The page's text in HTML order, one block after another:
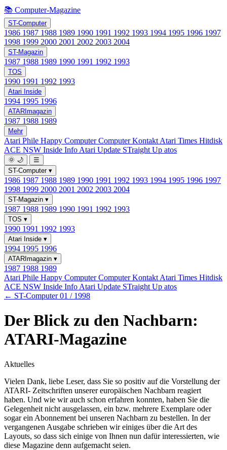
📚 Computer-Magazine
ST-Computer
1986 1987 1988 1989 1990 1991 1992 1993 1994 1995 1996 1997
1998 1999 2000 2001 2002 2003 2004
ST-Magazin
1987 1988 1989 1990 1991 1992 1993
TOS
1990 1991 1992 1993
Atari Inside
1994 1995 1996
ATARImagazin
1987 1988 1989
Mehr
Atari Phile Happy ComputerComputer Kontakt Atari Times Hitdisk
ACE NSW Inside Info Atari Update STraight Up atos
🌞 🌙
☰
ST-Computer ▾
1986 1987 1988 1989 1990 1991 1992 1993 1994 1995 1996 1997
1998 1999 2000 2001 2002 2003 2004
ST-Magazin ▾
1987 1988 1989 1990 1991 1992 1993
TOS ▾
1990 1991 1992 1993
Atari Inside ▾
1994 1995 1996
ATARImagazin ▾
1987 1988 1989
Atari Phile Happy ComputerComputer Kontakt Atari Times Hitdisk
ACE NSW Inside Info Atari Update STraight Up atos
← ST-Computer 01 / 1998
Der Blick zu den Nachbarn:
ATARI-Magazine
Aktuelles
Vielen Dank, liebe Leser, dass Sie so positiv auf die Vorstellung der
ATARI- Zeitschriften unserer europäischen Nachbarn reagiert
haben. Und wie wir auch schon erfahren konnten, haben Sie die
Gelegenheit nicht ausgelassen, ein bzw. mehrere Exemplare oder
sogar ein Abonnement bei unseren Nachbarn zu bestellen. In der
vergangenen Ausgabe schrieben wir einiges über die Art des
Layouts, so dass sich einige von Ihnen nun dafür interessierten, wie
diese Magazine denn aufgemacht seien.